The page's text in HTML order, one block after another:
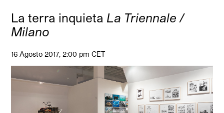
La terra inquieta La Triennale /
Milano
16 Agosto 2017, 2:00 pm CET